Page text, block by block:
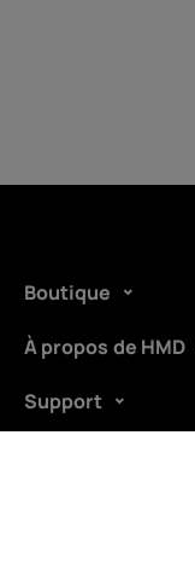
Boutique
À propos de HMD
Support